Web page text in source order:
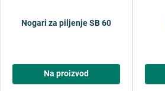
Nogari za piljenje SB 60
Na proizvod